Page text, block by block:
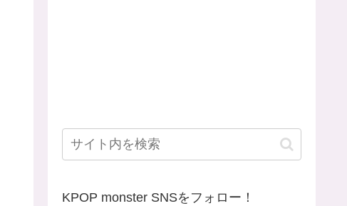
KPOP monster SNSをフォロー！